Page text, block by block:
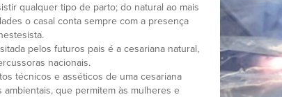
qualquer tipo de parto; do natural ao mais
o casal conta sempre com a presença
pelos futuros pais é a cesariana natural,
nacionais.
técnicos e asséticos de uma cesariana
que permitem às mulheres e